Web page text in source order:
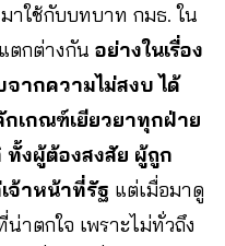
าใช้กับบทบาท กมธ. ใน
ตกต่างกัน อย่างในเรื่อง
ากความไม่สงบ ได้
กเกณฑ์เยียวยาทุกฝ่าย
ทั้งผู้ต้องสงสัย ผู้ถูก
จ้าหน้าที่รัฐ แต่เมื่อมาดู
าตกใจ เพราะไม่ทั่วถึง